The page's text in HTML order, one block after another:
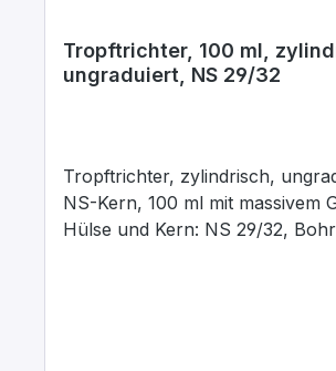
Tropftrichter, 100 ml,
ungraduiert, NS 29/32
Tropftrichter, zylindrisch,
NS-Kern, 100 ml mit massivem
Hülse und Kern: NS 29/32,